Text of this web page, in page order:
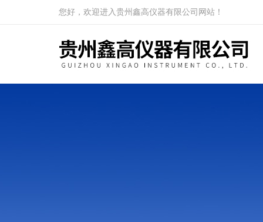
您好，欢迎进入贵州鑫高仪器有限公司网站！